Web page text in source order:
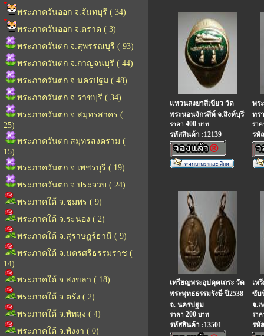
พระภาควันออก จ.จันทบุรี ( 34)
พระภาควันออก จ.ตราด ( 3)
พระภาควันตก จ.สุพรรณบุรี ( 93)
พระภาควันตก จ.กาญจนบุรี ( 44)
พระภาควันตก จ.นครปฐม ( 48)
พระภาควันตก จ.ราชบุรี ( 34)
พระภาควันตก จ.สมุทรสาคร (
25)
พระภาควันตก สมุทรสงคราม (
15)
พระภาควันตก จ.เพชรบุรี ( 19)
พระภาควันตก จ.ประจวบ ( 24)
พระภาคใต้ จ.ชุมพร ( 9)
พระภาคใต้ จ.ระนอง ( 2)
พระภาคใต้ จ.สุราษฎร์ธานี ( 9)
พระภาคใต้ จ.นครศรีธรรมราช (
14)
พระภาคใต้ จ.สงขลา ( 18)
พระภาคใต้ จ.ตรัง ( 2)
พระภาคใต้ จ.พัทลุง ( 4)
พระภาคใต้ จ.พังงา ( 0)
แหวนลงยาสีเขียว วัด
พระนอนจักรสีห์ จ.สิงห์บุรี
ราคา 400 บาท
รหัสสินค้า :12139
พร
ทร
รา
รหั
เหรียญพระอุปคุตเถระ วัด
พระพุทธธรรมรังษี ปี2538
จ. นครปฐม
ราคา 200 บาท
รหัสสินค้า :13501
เห
ซับ
จ.
รา
รหั